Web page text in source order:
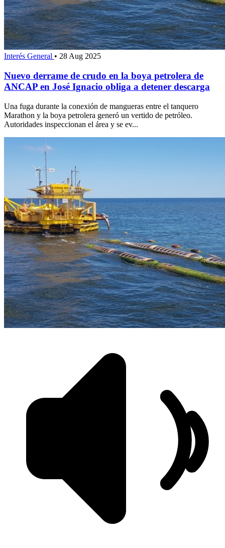
Interés General • 28 Aug 2025
Nuevo derrame de crudo en la boya petrolera de
ANCAP en José Ignacio obliga a detener descarga
Una fuga durante la conexión de mangueras entre el tanquero
Marathon y la boya petrolera generó un vertido de petróleo.
Autoridades inspeccionan el área y se ev...